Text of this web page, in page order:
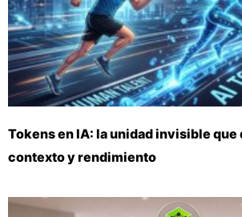
Tokens en IA: la unidad invisible
contexto y rendimiento